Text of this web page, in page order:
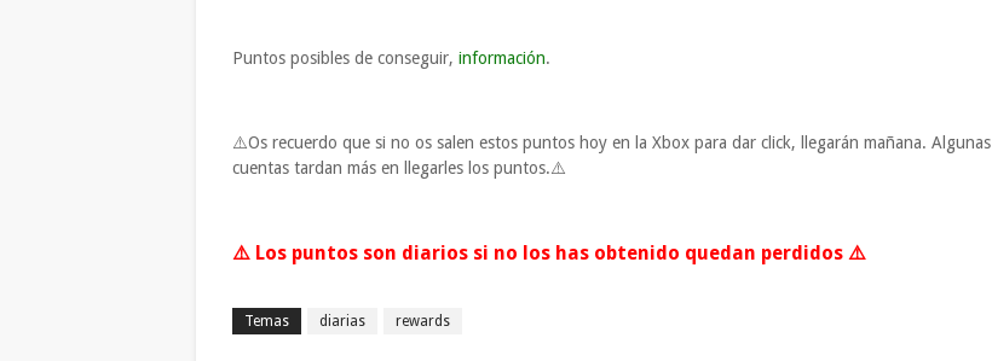
Puntos posibles de conseguir, información.
⚠️Os recuerdo que si no os salen estos puntos hoy en la Xbox para dar click, llegarán mañana. Algunas
cuentas tardan más en llegarles los puntos.⚠️
⚠️ Los puntos son diarios si no los has obtenido quedan perdidos ⚠️
Temas diarias rewards